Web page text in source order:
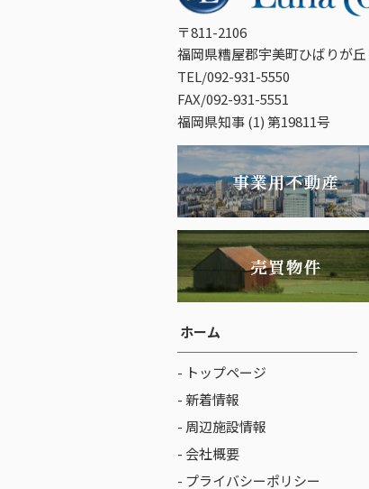
〒811-2106
福岡県糟屋郡宇美町ひばりが
TEL/092-931-5550
FAX/092-931-5551
福岡県知事 (1) 第19811号
ホーム
- トップページ
- 新着情報
- 周辺施設情報
- 会社概要
- プライバシーポリシー